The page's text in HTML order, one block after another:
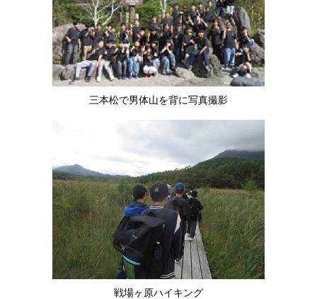
三本松で男体山を背に写真撮影
戦場ヶ原ハイキング